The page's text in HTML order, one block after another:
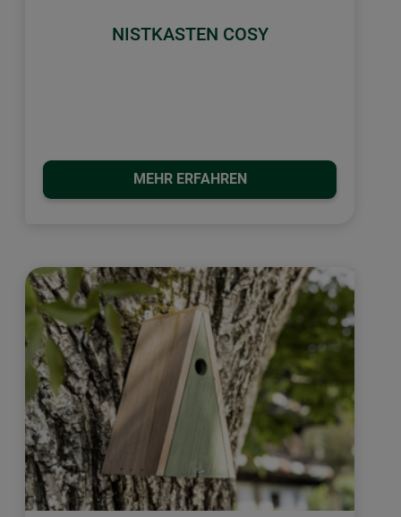
NISTKASTEN COSY
MEHR ERFAHREN